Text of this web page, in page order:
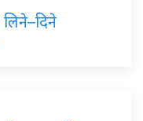
लिने–दिने